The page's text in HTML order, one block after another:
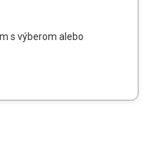
s výberom alebo